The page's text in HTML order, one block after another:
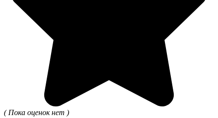
( Пока оценок нет )